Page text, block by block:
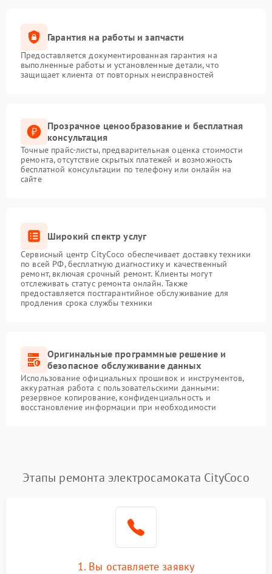
Гарантия на работы и запчасти
Предоставляется документированная гарантия на
выполненные работы и установленные детали, что
защищает клиента от повторных неисправностей
Прозрачное ценообразование и бесплатная
консультация
Точные прайс-листы, предварительная оценка стоимости
ремонта, отсутствие скрытых платежей и возможность
бесплатной консультации по телефону или онлайн на
сайте
Широкий спектр услуг
Сервисный центр CityCoco обеспечивает доставку техники
по всей РФ, бесплатную диагностику и качественный
ремонт, включая срочный ремонт. Клиенты могут
отслеживать статус ремонта онлайн. Также
предоставляется постгарантийное обслуживание для
продления срока службы техники
Оригинальные программные решение и
безопасное обслуживание данных
Использование официальных прошивок и инструментов,
аккуратная работа с пользовательскими данными:
резервное копирование, конфиденциальность и
восстановление информации при необходимости
Этапы ремонта электросамоката CityCoco
1. Вы оставляете заявку